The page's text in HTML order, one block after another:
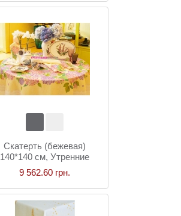
Скатерть (бежевая)
140*140 см, Утренние
гортензии
9 562.60 грн.